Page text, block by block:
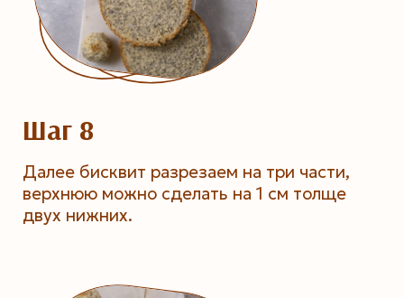
Шаг 8
Далее бисквит разрезаем на три части,
верхнюю можно сделать на 1 см толще
двух нижних.